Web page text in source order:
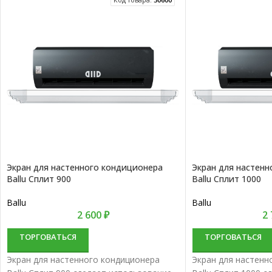
Экран для настенного кондиционера
Ballu Сплит 900
Ballu
2 600₽
ТОРГОВАТЬСЯ
Экран для настенного кондиционера
Экран для
Ballu Сплит 1000
Ballu
2
ТОРГОВАТЬСЯ
Экран для